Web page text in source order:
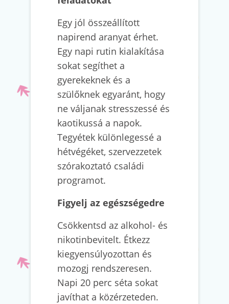
Egy jól összeállított
napirend aranyat érhet.
Egy napi rutin kialakítása
sokat segíthet a
gyerekeknek és a
szülőknek egyaránt, hogy
ne váljanak stresszessé és
kaotikussá a napok.
Tegyétek különlegessé a
hétvégéket, szervezzetek
szórakoztató családi
programot.
Figyelj az egészségedre
Csökkentsd az alkohol- és
nikotinbevitelt. Étkezz
kiegyensúlyozottan és
mozogj rendszeresen.
Napi 20 perc séta sokat
javíthat a közérzeteden.